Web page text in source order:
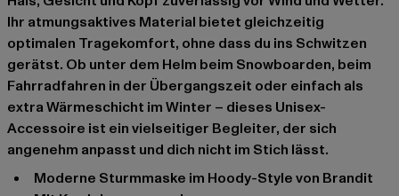
Ihr atmungsaktives Material bietet gleichzeitig
optimalen Tragekomfort, ohne dass du ins Schwitzen
gerätst. Ob unter dem Helm beim Snowboarden, beim
Fahrradfahren in der Übergangszeit oder einfach als
extra Wärmeschicht im Winter – dieses Unisex-
Accessoire ist ein vielseitiger Begleiter, der sich
angenehm anpasst und dich nicht im Stich lässt.
Moderne Sturmmaske im Hoody-Style von Brandit